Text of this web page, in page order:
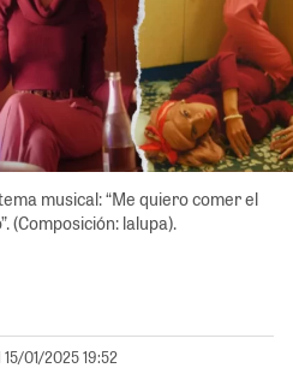
musical: “Me quiero comer el
(Composición: lalupa).
01/2025 19:52